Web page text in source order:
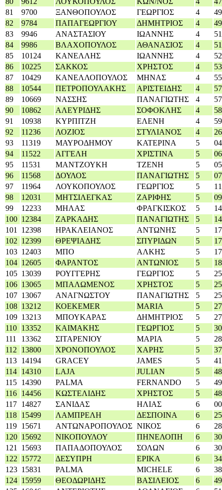
81
9700 ΞΑΝΘΟΠΟΥΛΟΣ ΓΕΩΡΓΙΟΣ 4
82
9784 ΠΑΠΑΓΕΩΡΓΙΟΥ ΔΗΜΗΤΡΙΟΣ 4
83
9946 ΑΝΑΣΤΑΣΙΟΥ ΙΩΑΝΝΗΣ 4
84
9986 ΒΛΑΧΟΠΟΥΛΟΣ ΑΘΑΝΑΣΙΟΣ 4
85
10124 ΚΑΝΕΛΛΗΣ ΙΩΑΝΝΗΣ 4
86
10225 ΣΑΚΚΟΣ ΧΡΗΣΤΟΣ 4
87
10429 ΚΑΝΕΛΛΟΠΟΥΛΟΣ ΜΗΝΑΣ 4
88
10544 ΠΕΤΡΟΠΟΥΛΑΚΗΣ ΑΡΙΣΤΕΙΔΗΣ 4
89
10669 ΝΑΣΣΗΣ ΠΑΝΑΓΙΩΤΗΣ 4
90
10862 ΑΛΕΥΡΙΔΗΣ ΣΟΦΟΚΛΗΣ 4
91
10938 ΚΥΡΠΙΤΖΗ ΕΛΕΝΗ 4
92
11236 ΛΟΖΙΟΣ ΣΤΥΛΙΑΝΟΣ 4
93
11319 ΜΑΥΡΟΔΗΜΟΥ ΚΑΤΕΡΙΝΑ 5
94
11522 ΑΓΓΕΛΗ ΧΡΙΣΤΙΝΑ 5
95
11531 ΜΑΝΤΖΟΥΚΗ ΤΖΕΝΗ 5
96
11568 ΔΟΥΛΟΣ ΠΑΝΑΓΙΩΤΗΣ 5
97
11964 ΛΟΥΚΟΠΟΥΛΟΣ ΓΕΩΡΓΙΟΣ 5
98
12031 ΜΗΤΣΙΛΕΓΚΑΣ ΖΑΡΙΦΗΣ 5
99
12233 ΜΗΛΑΣ ΦΡΑΓΚΙΣΚΟΣ 5
100 12384 ΖΑΡΚΑΔΗΣ ΠΑΝΑΓΙΩΤΗΣ 5
101
12398 ΗΡΑΚΛΕΙΑΝΟΣ ΑΝΤΩΝΗΣ 5
102 12399 ΘΡΕΨΙΑΔΗΣ ΣΠΥΡΙΔΩΝ 5
103 12403 ΜΠΟ ΑΛΚΗΣ 5
104 12605 ΦΑΡΑΝΤΟΣ ΑΝΤΩΝΙΟΣ 5
105 13039 ΡΟΥΓΓΕΡΗΣ ΓΕΩΡΓΙΟΣ 5
106 13065 ΜΠΑΛΩΜΕΝΟΣ ΧΡΗΣΤΟΣ 5
107 13067 ΑΝΑΓΝΩΣΤΟΥ ΠΑΝΑΓΙΩΤΗΣ 5
108 13212 ΚΟΕΚΕΜΕR MARIA 5
109 13213 ΜΠΟΥΚΑΡΑΣ ΔΗΜΗΤΡΙΟΣ 5
110 13352 ΚΑΙΜΑΚΗΣ ΓΕΩΡΓΙΟΣ 5
111
13362 ΣΙΤΑΡΕΝΙΟΥ ΜΑΡΙΑ 5
112
13800 ΧΡΟΝΟΠΟΥΛΟΣ ΧΑΡΗΣ 5
113 14194 GRACEY JAMES 5
114 14310 LAJA JULIAN 5
115 14390 PALMA FERNANDO 5
116 14456 ΚΩΣΤΕΛΙΔΗΣ ΧΡΗΣΤΟΣ 5
117 14827 ΣΑΝΙΔΑΣ ΗΛΙΑΣ 6
118 15499 ΛΑΜΠΡΕΛΗ ΔΕΣΠΟΙΝΑ 6
119 15671 ΑΝΤΩΝΑΡΟΠΟΥΛΟΣ ΝΙΚΟΣ 6
120 15692 ΝΙΚΟΠΟΥΛΟΥ ΠΗΝΕΛΟΠΗ 6
121
15693 ΠΑΠΑΔΟΠΟΥΛΟΣ ΣΟΛΩΝ 6
122 15772 ΔΕΣΥΠΡΗ ΕΡΙΚΑ 6
123 15831 PALMA MICHELE 6
124 15959 ΘΕΟΔΩΡΙΔΗΣ ΒΑΣΙΛΕΙΟΣ 6